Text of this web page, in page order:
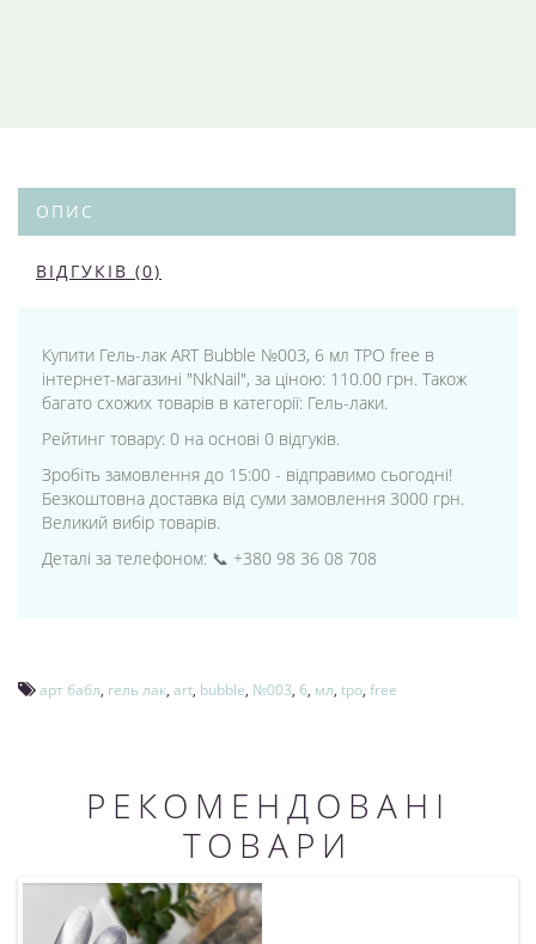
ОПИС
ВІДГУКІВ (0)
Купити Гель-лак ART Bubble №003, 6 мл TPO free в
інтернет-магазині "NkNail", за ціною: 110.00 грн. Також
багато схожих товарів в категорії: Гель-лаки.
Рейтинг товару: 0 на основі 0 відгуків.
Зробіть замовлення до 15:00 - відправимо сьогодні!
Безкоштовна доставка від суми замовлення 3000 грн.
Великий вибір товарів.
Деталі за телефоном: 📞 +380 98 36 08 708
арт бабл, гель лак, art, bubble, №003, 6, мл, tpo, free
РЕКОМЕНДОВАНІ
ТОВАРИ